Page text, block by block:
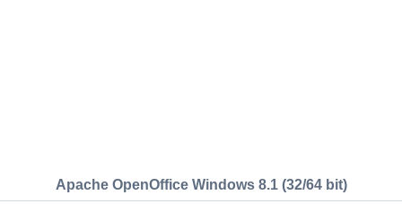
Apache OpenOffice Windows 8.1 (32/64 bit)